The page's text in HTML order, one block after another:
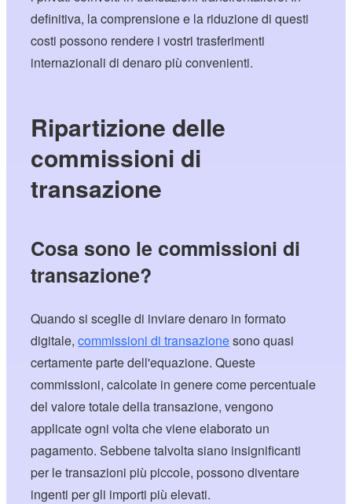
definitiva, la comprensione e la riduzione di questi
costi possono rendere i vostri trasferimenti
internazionali di denaro più convenienti.
Ripartizione delle
commissioni di
transazione
Cosa sono le commissioni di
transazione?
Quando si sceglie di inviare denaro in formato
digitale,commissioni di transazionesono quasi
certamente parte dell'equazione. Queste
commissioni, calcolate in genere come percentuale
del valore totale della transazione, vengono
applicate ogni volta che viene elaborato un
pagamento. Sebbene talvolta siano insignificanti
per le transazioni più piccole, possono diventare
ingenti per gli importi più elevati.